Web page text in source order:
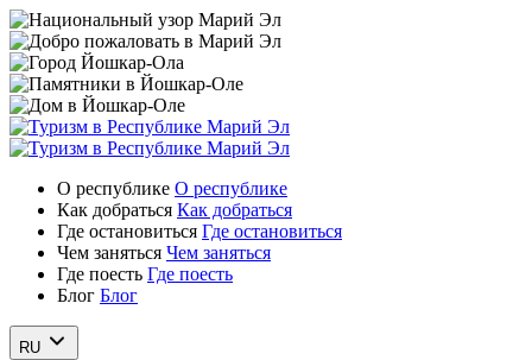
О республике О республике
Как добраться Как добраться
Где остановиться Где остановиться
Чем заняться Чем заняться
Где поесть Где поесть
Блог Блог
RU